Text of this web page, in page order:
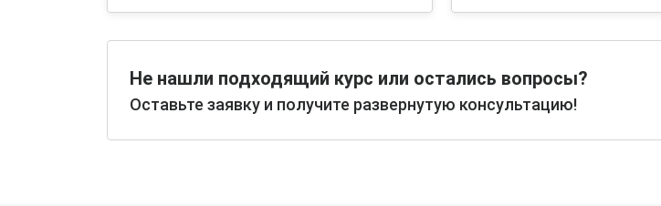
Не нашли подходящий курс или остались вопросы?
Оставьте заявку и получите развернутую консультацию!